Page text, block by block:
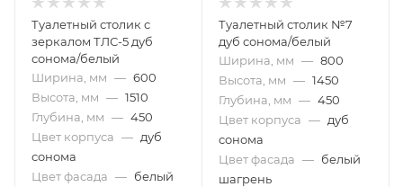
Туалетный столик с
зеркалом ТЛС-5 дуб
сонома/белый
Ширина, мм — 600
Высота, мм — 1510
Глубина, мм — 450
Цвет корпуса — дуб
сонома
Цвет фасада — белый
Туалетный столик №7
дуб сонома/белый
Ширина, мм — 800
Высота, мм — 1450
Глубина, мм — 450
Цвет корпуса — дуб
сонома
Цвет фасада — белый
шагрень